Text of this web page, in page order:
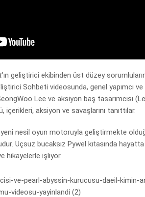
’ın geliştirici ekibinden üst düzey
Sohbeti videosunda, genel yapımcı
Lee ve aksiyon baş tasarımcısı
içerikleri, aksiyon ve savaşlarını tanıttılar.
yeni nesil oyun motoruyla geliştirmekte
Uçsuz bucaksız Pywel kıtasında
hikayelerle işliyor.